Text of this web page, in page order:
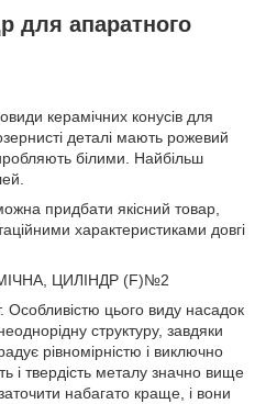
для апаратного
керамічних конусів для
деталі мають рожевий
білими. Найбільш
придбати якісний товар,
характеристиками довгі
ЦИЛІНДР (F)№2
Особливістю цього виду насадок
структуру, завдяки
рівномірністю і виключно
і твердість металу значно вище
набагато краще, і вони